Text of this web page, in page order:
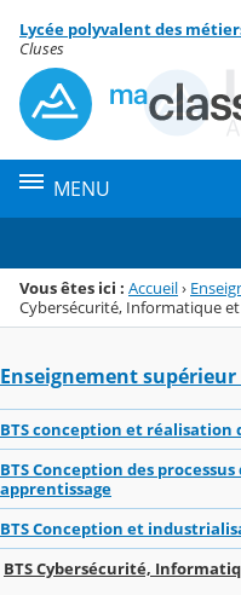
Menu de la rubrique
Contenu
Lycée polyvalent des
Cluses
MENU
Vous êtes ici : Accueil›
Cybersécurité, Informatique
Enseignement supérieur
BTS conception et réalisation
BTS Conception des
apprentissage
BTS Conception et
BTS Cybersécurité,